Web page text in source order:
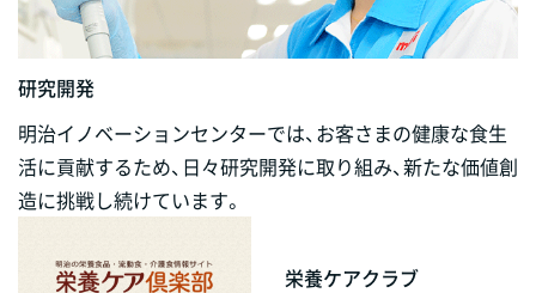
研究開発
明治イノベーションセンターでは、お客さまの健康な食生
活に貢献するため、日々研究開発に取り組み、新たな価値創
造に挑戦し続けています。
栄養ケアクラブ